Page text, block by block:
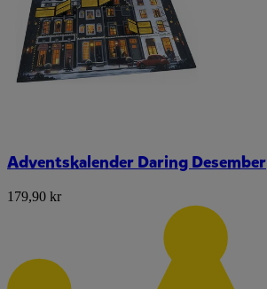
Adventskalender Daring Desember
179,90 kr